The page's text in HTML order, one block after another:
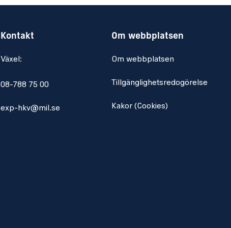
Kontakt
Växel:
08-788 75 00
exp-hkv@mil.se
Om webbplatsen
Om webbplatsen
Tillgänglighetsredogörelse
Kakor (Cookies)